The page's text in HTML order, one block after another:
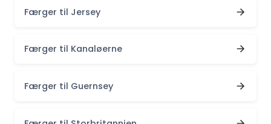
Færger til Jersey
Færger til Kanaløerne
Færger til Guernsey